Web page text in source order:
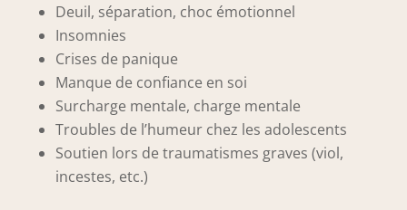
Deuil, séparation, choc émotionnel
Insomnies
Crises de panique
Manque de confiance en soi
Surcharge mentale, charge mentale
Troubles de l’humeur chez les adolescents
Soutien lors de traumatismes graves (viol,
incestes, etc.)